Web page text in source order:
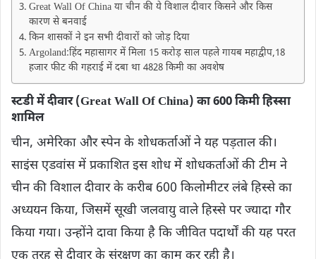
Great Wall Of China या चीन की ये विशाल दीवार किसने और किस
कारण से बनवाई
किन शासकों ने इन सभी दीवारों को जोड़ दिया
Argoland:हिंद महासागर में मिला 15 करोड़ साल पहले गायब महाद्वीप,18
हजार फीट की गहराई में दबा था 4828 किमी का अवशेष
स्टडी में दीवार (Great Wall Of China) का 600 किमी हिस्सा
शामिल
चीन, अमेरिका और स्पेन के शोधकर्ताओं ने यह पड़ताल की।
साइंस एडवांस में प्रकाशित इस शोध में शोधकर्ताओं की टीम ने
चीन की विशाल दीवार के करीब 600 किलोमीटर लंबे हिस्से का
अध्ययन किया, जिसमें सूखी जलवायु वाले हिस्से पर ज्यादा गौर
किया गया। उन्होंने दावा किया है कि जीवित पदार्थों की यह परत